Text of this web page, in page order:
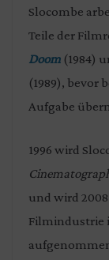
Slocombe
Teile der
Doom (1984)
(1989), bevor
Aufgabe
1996 wird
und wird
Filmindustrie